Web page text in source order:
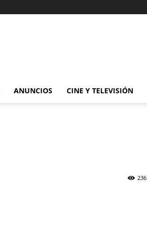
ANUNCIOS CINE Y TELEVISIÓN
236